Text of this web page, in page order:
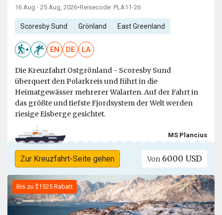
16 Aug - 25 Aug, 2026•Reisecode: PLA11-26
Scoresby Sund Grönland East Greenland
EN DE LA
Die Kreuzfahrt Ostgrönland - Scoresby Sund
überquert den Polarkreis und führt in die
Heimatgewässer mehrerer Walarten. Auf der Fahrt in
das größte und tiefste Fjordsystem der Welt werden
riesige Eisberge gesichtet.
MS Plancius
Zur Kreuzfahrt-Seite gehen Von 6000 USD
Bis zu $1525 Rabatt